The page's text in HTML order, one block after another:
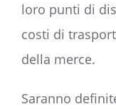
loro punti di
costi di
della merce.
Saranno